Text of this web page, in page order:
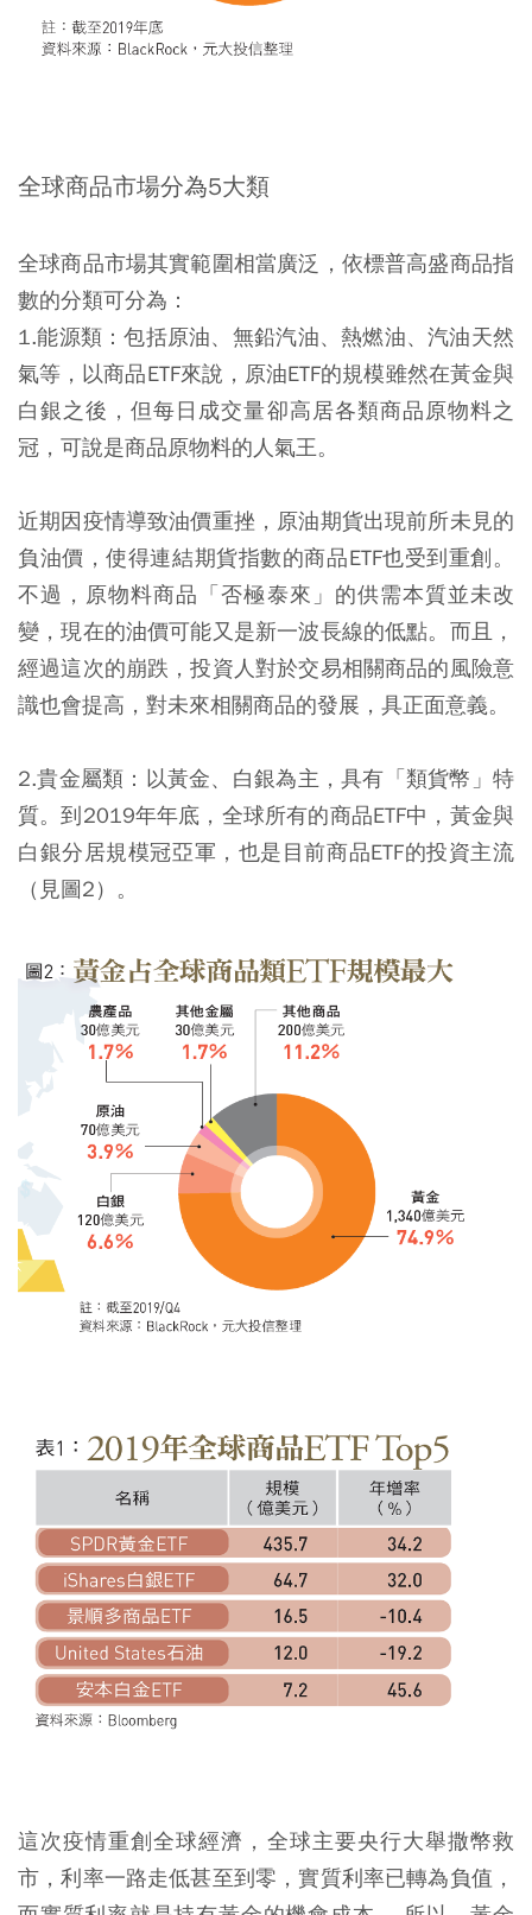
全球商品市場分為5大類
全球商品市場其實範圍相當廣泛，依標普高盛商品指
數的分類可分為：
1.能源類：包括原油、無鉛汽油、熱燃油、汽油天然
氣等，以商品ETF來說，原油ETF的規模雖然在黃金與
白銀之後，但每日成交量卻高居各類商品原物料之
冠，可說是商品原物料的人氣王。
近期因疫情導致油價重挫，原油期貨出現前所未見的
負油價，使得連結期貨指數的商品ETF也受到重創。
不過，原物料商品「否極泰來」的供需本質並未改
變，現在的油價可能又是新一波長線的低點。而且，
經過這次的崩跌，投資人對於交易相關商品的風險意
識也會提高，對未來相關商品的發展，具正面意義。
2.貴金屬類：以黃金、白銀為主，具有「類貨幣」特
質。到2019年年底，全球所有的商品ETF中，黃金與
白銀分居規模冠亞軍，也是目前商品ETF的投資主流
（見圖2）。
這次疫情重創全球經濟，全球主要央行大舉撒幣救
市，利率一路走低甚至到零，實質利率已轉為負值，